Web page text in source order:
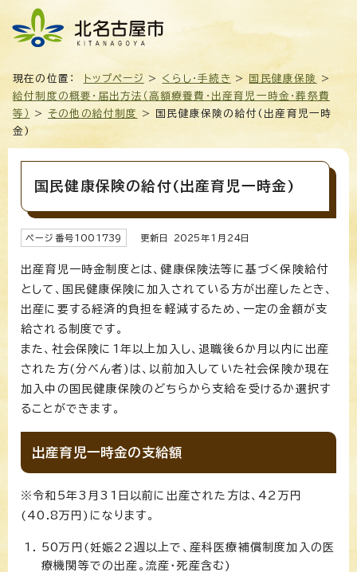
現在の位置： トップページ > くらし・手続き > 国民健康保険
>
給付制度の概要・届出方法（高額療養費・出産育児一時金・葬祭費
等）
> その他の給付制度
> 国民健康保険の給付(出産育児一時
金)
国民健康保険の給付(出産育児一時金)
ページ番号1001739 更新日 2025年1月 24日
出産育児一時金制度とは、健康保険法等に基づく保険給付
として、国民健康保険に加入されている方が出産したとき、
出産に要する経済的負担を軽減するため、一定の金額が支
給される制度です。
また、社会保険に1年以上加入し、退職後6か月以内に出産
された方(分べん者)は、以前加入していた社会保険か現在
加入中の国民健康保険のどちらから支給を受けるか選択す
ることができます。
出産育児一時金の支給額
※令和5年3月31日以前に出産された方は、42万円
(40.8万円)になります。
50万円(妊娠22週以上で、産科医療補償制度加入の医
療機関等での出産。流産・死産含む)